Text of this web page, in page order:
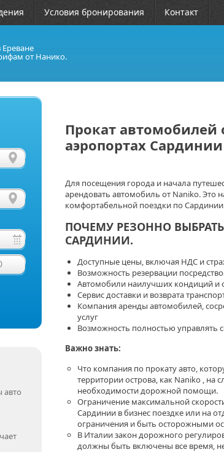
Условия бронирования Контакт
Ереване
от Нанико.
авто
Прокат
аэропортах Сардинии
Для посещения города и начала
арендовать автомобиль от Naniko. Это
комфортабельной поездки по
ПОЧЕМУ РЕЗОННО
САРДИНИИ.
Доступные цены, включая НДС и
Возможность резервации
Автомобили наилучших кондиций и
Сервис доставки и возврата
Компания аренды автомобилей,
услуг
Возможность полностью
Важно знать:
Что компания по прокату авто,
территории острова, как Naniko , на
необходимости дорожной помощи.
Ограничение максимальной
Сардинии в бизнес поездке или на
ограничения и быть осторожными
В Италии закон дорожного
должны быть включены все время,